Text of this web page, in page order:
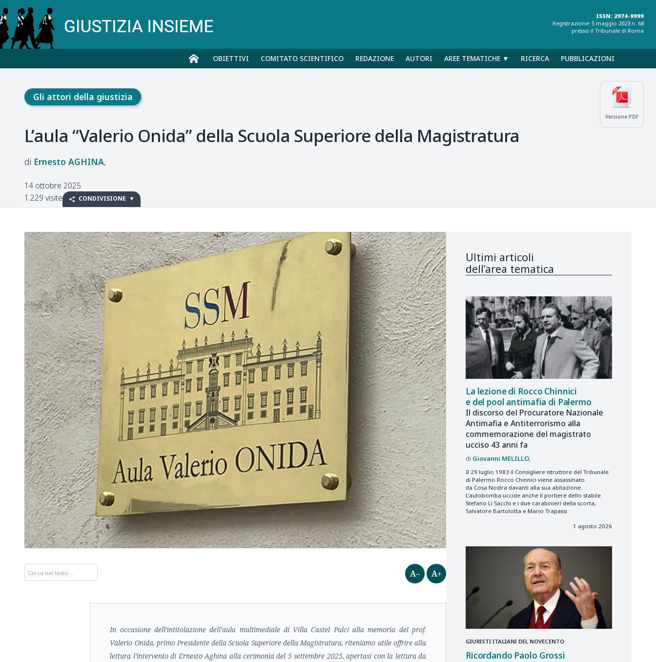
ISSN: 2974-9999
Registrazione: 5 maggio 2023 n. 68
presso il Tribunale di Roma
OBIETTIVI COMITATO SCIENTIFICO REDAZIONE AUTORI AREE TEMATICHE ▼ RICERCA PUBBLICAZIONI
Versione PDF
Gli attori della giustizia
L’aula “Valerio Onida” della Scuola Superiore della Magistratura
Ernesto AGHINA
14 ottobre 2025
1.229 visite
CONDIVISIONE
A– A+
In occasione dell’intitolazione dell’aula multimediale di Villa Castel Pulci alla memoria del prof.
Valerio Onida, primo Presidente della Scuola Superiore della Magistratura, riteniamo utile offrire alla
lettura l’intervento di Ernesto Aghina alla cerimonia del 5 settembre 2025, apertasi con la lettura da
Ultimi articoli
dell’area tematica
La lezione di Rocco Chinnici
e del pool antimafia di Palermo
Il discorso del Procuratore Nazionale
Antimafia e Antiterrorismo alla
commemorazione del magistrato
ucciso 43 anni fa
Giovanni MELILLO
Il 29 luglio 1983 il Consigliere istruttore del Tribunale
di Palermo Rocco Chinnici viene assassinato
da Cosa Nostra davanti alla sua abitazione.
L’autobomba uccide anche il portiere dello stabile
Stefano Li Sacchi e i due carabinieri della scorta,
Salvatore Bartolotta e Mario Trapassi
1 agosto 2026
GIURISTI ITALIANI DEL NOVECENTO
Ricordando Paolo Grossi